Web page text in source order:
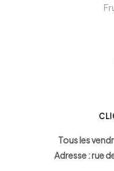
Tous les
Adresse : rue